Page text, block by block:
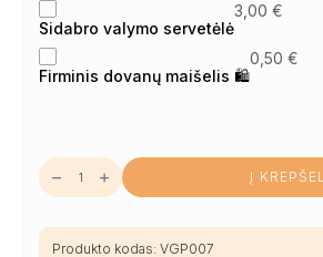
Sidabro valymo servetėlė
3,00 €
Firminis dovanų maišelis 🛍
0,50 €
produkto
kiekis:
Prabangus
idealių
gintaro
Į
Produkto kodas: VGP007